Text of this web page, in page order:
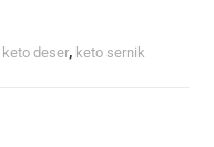
keto deser, keto sernik